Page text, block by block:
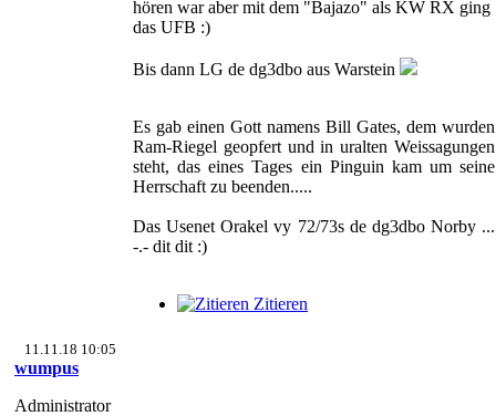
hören war aber mit dem "Bajazo" als KW RX ging
das UFB :)
Bis dann LG de dg3dbo aus Warstein
Es gab einen Gott namens Bill Gates, dem wurden
Ram-Riegel geopfert und in uralten Weissagungen
steht, das eines Tages ein Pinguin kam um seine
Herrschaft zu beenden.....
Das Usenet Orakel vy 72/73s de dg3dbo Norby ...
-.- dit dit :)
Zitieren
11.11.18 10:05
wumpus
Administrator